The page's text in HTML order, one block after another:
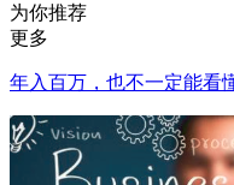
为你推荐
更多
年入百万，也不一定能看